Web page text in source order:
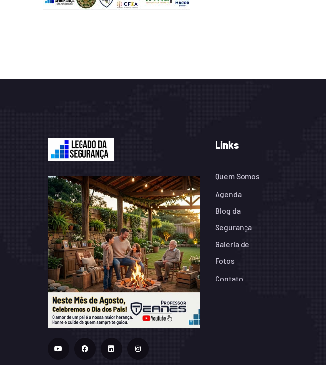
Links
Quem Somos
Agenda
Blog da
Segurança
Galeria de
Fotos
Contato